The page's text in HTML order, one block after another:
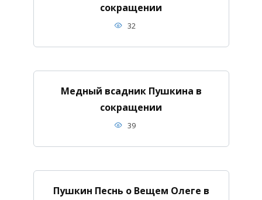
сокращении
32
Медный всадник Пушкина в
сокращении
39
Пушкин Песнь о Вещем Олеге в